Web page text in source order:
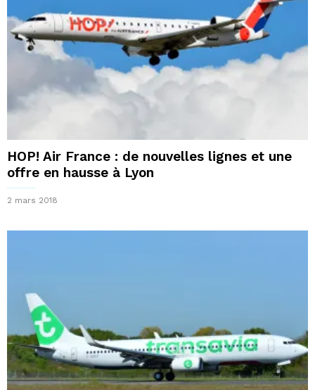
HOP! Air France : de nouvelles lignes et une
offre en hausse à Lyon
2 mars 2018